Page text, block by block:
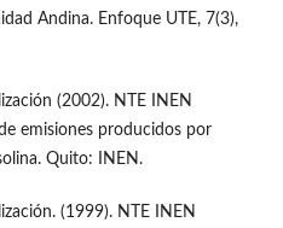
Andina. Enfoque UTE, 7(3),
(2002). NTE INEN
emisiones producidos por
Quito: INEN.
(1999). NTE INEN